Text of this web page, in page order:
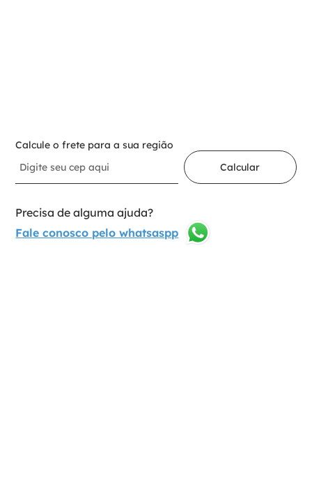
Calcule o frete para a sua região
Calcular
Precisa de alguma ajuda?
Fale conosco pelo whatsaspp